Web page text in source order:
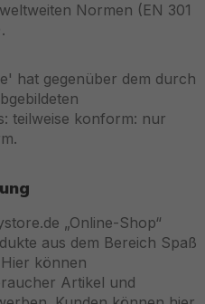
Normen (EN 301
hat gegenüber dem durch
teilweise konform: nur
„Online-Shop“
aus dem Bereich Spaß
können
Artikel und